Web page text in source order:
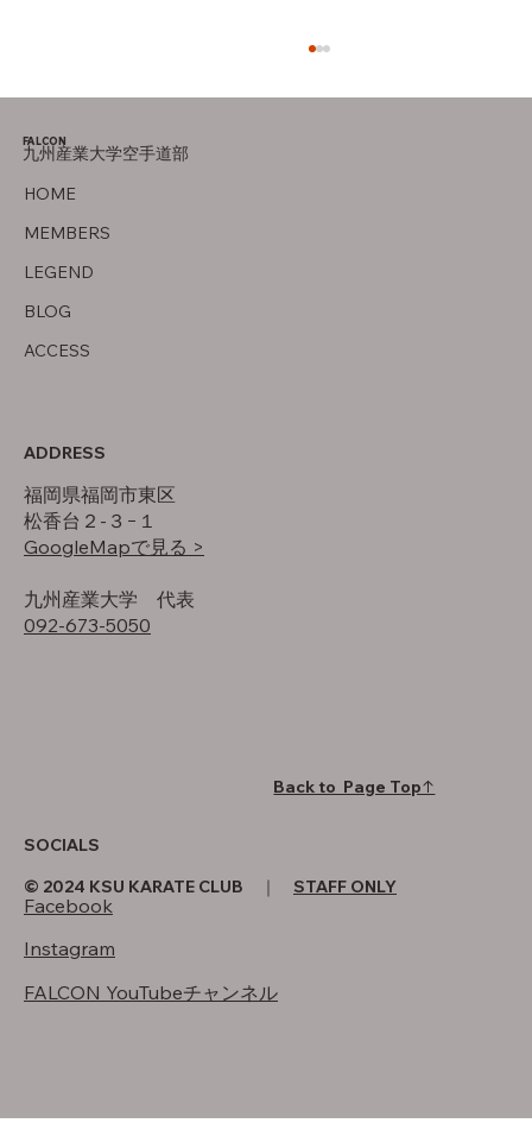
後期の目標
HOME
MEMBERS
LEGEND
BLOG
ACCESS
FALCON
九州産業大学空手道部
ADDRESS
福岡県福岡市東区
松香台２-３−１
GoogleMapで見る >
​九州産業大学 代表
092-673-5050
SOCIALS
Facebook
Instagram
FALCON YouTubeチャンネル
Back to Page Top↑
© 2024 KSU KARATE CLUB ｜ STAFF ONLY